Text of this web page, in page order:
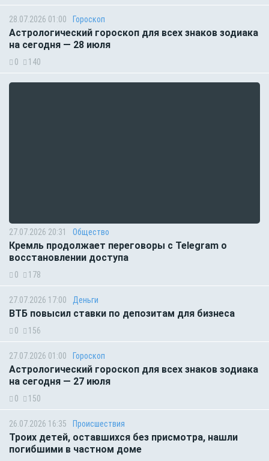
28.07.2026 01:00 Гороскоп
Астрологический гороскоп для всех знаков зодиака
на сегодня — 28 июля
0 140
27.07.2026 20:31 Общество
Кремль продолжает переговоры с Telegram о
восстановлении доступа
0 178
27.07.2026 17:00 Деньги
ВТБ повысил ставки по депозитам для бизнеса
0 156
27.07.2026 01:00 Гороскоп
Астрологический гороскоп для всех знаков зодиака
на сегодня — 27 июля
0 150
26.07.2026 16:35 Происшествия
Троих детей, оставшихся без присмотра, нашли
погибшими в частном доме